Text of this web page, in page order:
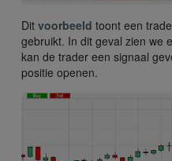
Dit voorbeeld toont een
gebruikt. In dit geval zien we
kan de trader een signaal
positie openen.